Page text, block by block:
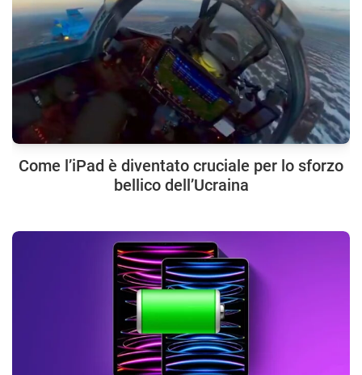
Come l’iPad è diventato cruciale per lo sforzo
bellico dell’Ucraina